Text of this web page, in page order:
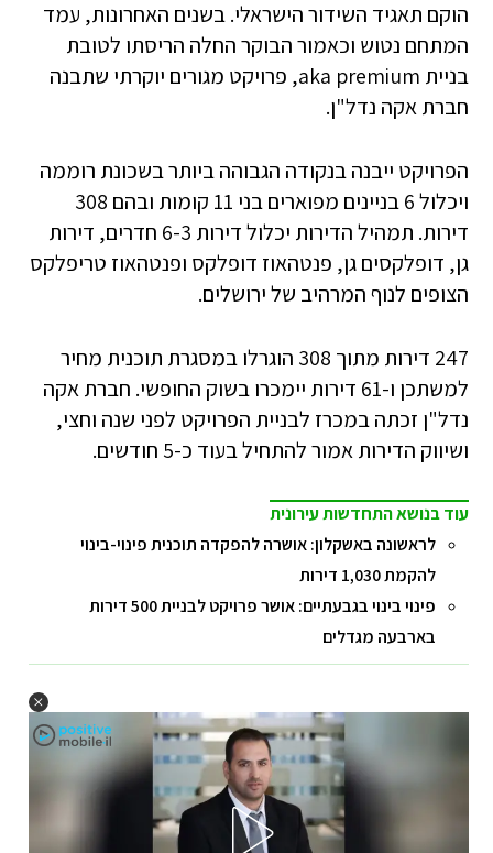
הוקם תאגיד השידור הישראלי. בשנים האחרונות, עמד
המתחם נטוש וכאמור הבוקר החלה הריסתו לטובת
בניית aka premium, פרויקט מגורים יוקרתי שתבנה
חברת אקה נדל"ן.
הפרויקט ייבנה בנקודה הגבוהה ביותר בשכונת רוממה
ויכלול 6 בניינים מפוארים בני 11 קומות ובהם 308
דירות. תמהיל הדירות יכלול דירות 6-3 חדרים, דירות
גן, דופלקסים גן, פנטהאוז דופלקס ופנטהאוז טריפלקס
הצופים לנוף המרהיב של ירושלים.
247 דירות מתוך 308 הוגרלו במסגרת תוכנית מחיר
למשתכן ו-61 דירות יימכרו בשוק החופשי. חברת אקה
נדל"ן זכתה במכרז לבניית הפרויקט לפני שנה וחצי,
ושיווק הדירות אמור להתחיל בעוד כ-5 חודשים.
עוד בנושא התחדשות עירונית
לראשונה באשקלון: אושרה להפקדה תוכנית פינוי-בינוי
להקמת 1,030 דירות
פינוי בינוי בגבעתיים: אושר פרויקט לבניית 500 דירות
בארבעה מגדלים